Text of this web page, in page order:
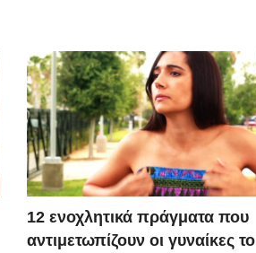
12 ενοχλητικά πράγματα που
αντιμετωπίζουν οι γυναίκες το